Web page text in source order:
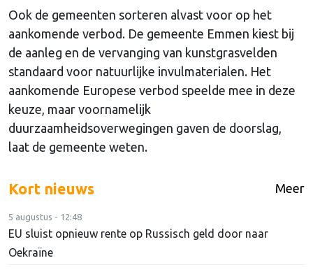
Ook de gemeenten sorteren alvast voor op het
aankomende verbod. De gemeente Emmen kiest bij
de aanleg en de vervanging van kunstgrasvelden
standaard voor natuurlijke invulmaterialen. Het
aankomende Europese verbod speelde mee in deze
keuze, maar voornamelijk
duurzaamheidsoverwegingen gaven de doorslag,
laat de gemeente weten.
Kort nieuws Meer
5 augustus - 12:48
EU sluist opnieuw rente op Russisch geld door naar
Oekraïne